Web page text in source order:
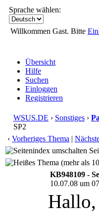
Sprache wählen:
Willkommen Gast. Bitte
Übersicht
Hilfe
Suchen
Einloggen
Registrieren
WSUS.DE › Sonstiges ›
SP2
‹ Vorheriges Thema |
KB948109 -
10.07.08 um
Hallo,